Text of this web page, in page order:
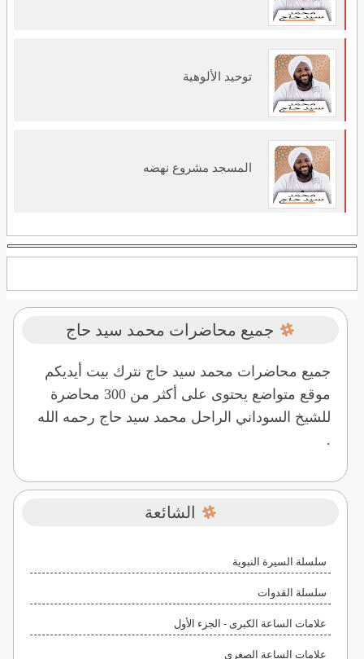
توحيد الألوهية
المسجد مشروع نهضه
جميع محاضرات محمد سيد حاج
جميع محاضرات محمد سيد حاج نترك بيت أيديكم
موقع متواضع يحتوى على أكثر من 300 محاضرة
للشيخ السوداني الراحل محمد سيد حاج رحمه الله
.
الشائعة
سلسلة السيرة النبوية
سلسلة القدوات
علامات الساعة الكبرى - الجزء الأول
علامات الساعة الصغرى